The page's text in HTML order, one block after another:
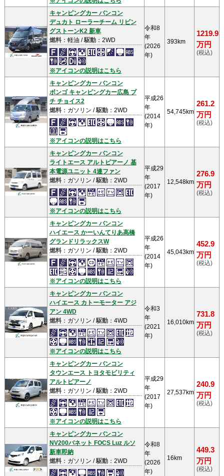
キャンピングカー バンコン
デュカト ローラーチーム リビン
グストーンK2 新車
燃料：軽油 /駆動：2WD
※アイコンの説明はこちら
令和8
年
(2026
年)
393km
1219.9
万円
(税込)
キャンピングカー バンコン
ボンゴ キャンピングカー広島 プ
チ チョイス2
燃料：ガソリン /駆動：2WD
※アイコンの説明はこちら
平成26
年
(2014
年)
54,745km
261.2
万円
(税込)
キャンピングカー バンコン
ライトエース アルトピアーノ 基
本電源ユニット 4連ファン
燃料：ガソリン /駆動：2WD
※アイコンの説明はこちら
平成29
年
(2017
年)
12,548km
276.9
万円
(税込)
キャンピングカー バンコン
ハイエース かーいんてりあ高橋
グランドリラックスW
燃料：ガソリン /駆動：2WD
※アイコンの説明はこちら
平成26
年
(2014
年)
45,043km
452.9
万円
(税込)
キャンピングカー バンコン
ハイエース カトーモーター アジ
アン 4WD
燃料：ガソリン /駆動：4WD
※アイコンの説明はこちら
令和3
年
(2021
年)
16,010km
731.8
万円
(税込)
キャンピングカー バンコン
タウンエース トヨタモビリティ
アルトピアーノ
燃料：ガソリン /駆動：2WD
※アイコンの説明はこちら
平成29
年
(2017
年)
27,537km
240.9
万円
(税込)
キャンピングカー バンコン
NV200バネット FOCS Luz ルソ
新車即納
燃料：ガソリン /駆動：2WD
令和8
年
(2026
年)
16km
449.3
万円
(税込)